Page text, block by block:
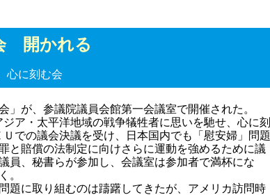
開かれる
心に刻む会
が、参議院議員会館第一会議室で開催された。
ア・太平洋地域の戦争犠牲者に思いを馳せ、心に刻
での議会決議を受け、日本国内でも「慰安婦」問題
と賠償の法制定に向けさらに運動を強めるために議
員、秘書らが参加し、会議室は参加者で満杯にな
。
に取り組むのは躊躇してきたが、アメリカ訪問時